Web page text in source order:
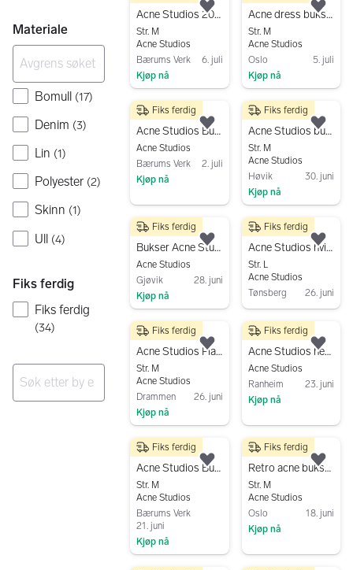
Materiale
Bomull (17)
Denim (3)
Lin (1)
Polyester (2)
Skinn (1)
Ull (4)
Fiks ferdig
Fiks ferdig
(34)
Acne Studios 2021 Jeans
Str. M
Acne Studios
Bærums Verk
6. juli
Kjøp nå
Legg til som favoritt.
Acne dress bukser
Str. M
Acne Studios
Oslo
5. juli
Kjøp nå
3 495 kr
Acne Studios Bukse
Acne Studios
Bærums Verk
2. juli
Kjøp nå
Fiks ferdig
Legg til som favoritt.
Gå til annonsen
450 kr
Acne Studios bukse M grå herre
Str. M
Acne Studios
Høvik
30. juni
Kjøp nå
Fiks ferdig
1 000 kr
Bukser Acne Studios, st 34/34
Acne Studios
Gjøvik
28. juni
Kjøp nå
Fiks ferdig
Legg til som favoritt.
490 kr
Acne Studios hvite denim bukser L
Str. L
Acne Studios
Tønsberg
26. juni
Fiks ferdig
Gå til annonsen
1 395 kr
Acne Studios Flared Check
Str. M
Acne Studios
Drammen
26. juni
Kjøp nå
Fiks ferdig
Legg til som favoritt.
850 kr
Acne Studios herre jeans sort. Ny pris
Acne Studios
Ranheim
23. juni
Kjøp nå
Fiks ferdig
Gå til annonsen
2 195 kr
Acne Studios Bukse
Str. M
Acne Studios
Bærums Verk
21. juni
Kjøp nå
Fiks ferdig
Legg til som favoritt.
70 kr
Retro acne bukse 29/32
Str. M
Acne Studios
Oslo
18. juni
Kjøp nå
Fiks ferdig
Gå til annonsen